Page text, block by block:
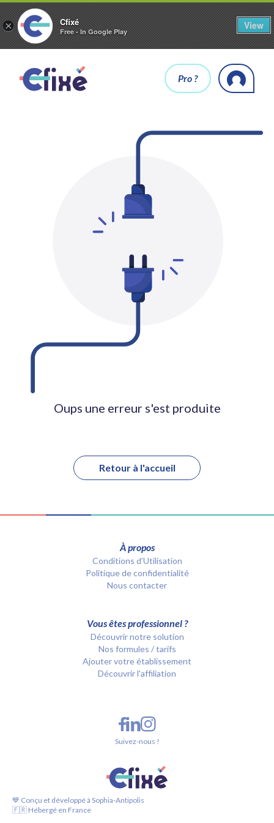
× Cfixé
Free - In Google Play
View
Pro ?
Oups une erreur s'est produite
Retour à l'accueil
À propos
Conditions d’Utilisation
Politique de confidentialité
Nous contacter
Vous êtes professionnel ?
Découvrir notre solution
Nos formules / tarifs
Ajouter votre établissement
Découvrir l'affiliation
💙 Conçu et développé à Sophia-Antipolis
🇫🇷 Hébergé en France
Suivez-nous !